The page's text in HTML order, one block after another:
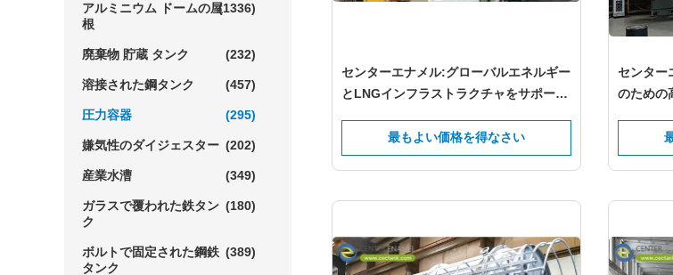
アルミニウム ドームの屋
根
(1336)
廃棄物 貯蔵 タンク (232)
溶接された鋼タンク (457)
圧力容器 (295)
嫌気性のダイジェスター (202)
産業水漕 (349)
ガラスで覆われた鉄タン
ク
(180)
ボルトで固定された鋼鉄
タンク
(389)
センターエナメル:グローバルエネルギー
とLNGインフラストラクチャをサポート
最もよい価格を得なさい
センター
のための